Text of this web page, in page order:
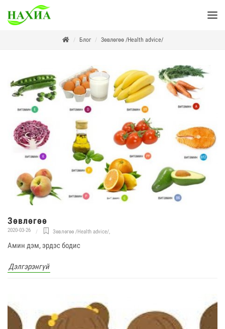
Блог Зөвлөгөө /Health advice/
Зөвлөгөө
2020-03-26 Зөвлөгөө /Health advice/,
Амин дэм, эрдэс бодис
Дэлгэрэнгүй